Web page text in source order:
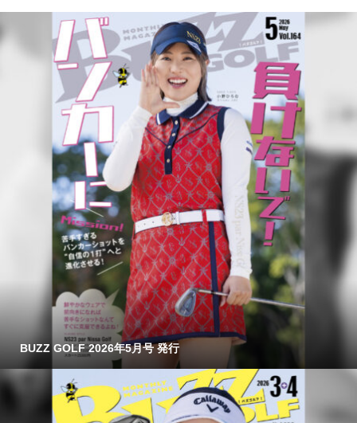
BUZZ GOLF 2026年5月号 発行